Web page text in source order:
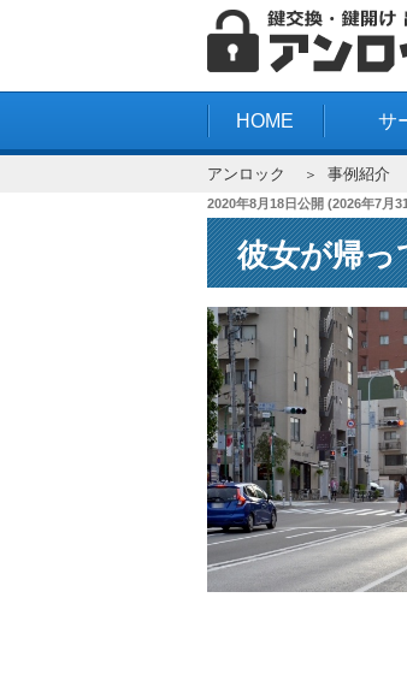
ツ
アンロッ
HOME サ
アンロック 事例紹介
投
稿
日:
2020年8月18日公開 (2026年7月
彼女が帰っ